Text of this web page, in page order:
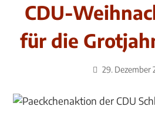
CDU-
für die
29. Dezember